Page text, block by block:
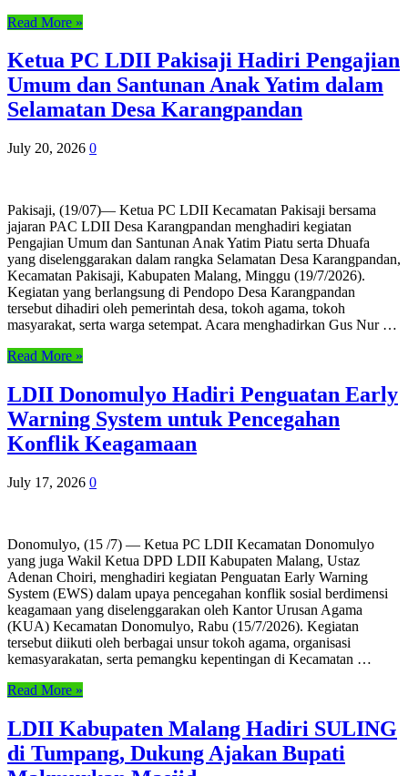
Read More »
Ketua PC LDII Pakisaji Hadiri Pengajian
Umum dan Santunan Anak Yatim dalam
Selamatan Desa Karangpandan
July 20, 2026 0
Pakisaji, (19/07)— Ketua PC LDII Kecamatan Pakisaji bersama
jajaran PAC LDII Desa Karangpandan menghadiri kegiatan
Pengajian Umum dan Santunan Anak Yatim Piatu serta Dhuafa
yang diselenggarakan dalam rangka Selamatan Desa Karangpandan,
Kecamatan Pakisaji, Kabupaten Malang, Minggu (19/7/2026).
Kegiatan yang berlangsung di Pendopo Desa Karangpandan
tersebut dihadiri oleh pemerintah desa, tokoh agama, tokoh
masyarakat, serta warga setempat. Acara menghadirkan Gus Nur …
Read More »
LDII Donomulyo Hadiri Penguatan Early
Warning System untuk Pencegahan
Konflik Keagamaan
July 17, 2026 0
Donomulyo, (15 /7) — Ketua PC LDII Kecamatan Donomulyo
yang juga Wakil Ketua DPD LDII Kabupaten Malang, Ustaz
Adenan Choiri, menghadiri kegiatan Penguatan Early Warning
System (EWS) dalam upaya pencegahan konflik sosial berdimensi
keagamaan yang diselenggarakan oleh Kantor Urusan Agama
(KUA) Kecamatan Donomulyo, Rabu (15/7/2026). Kegiatan
tersebut diikuti oleh berbagai unsur tokoh agama, organisasi
kemasyarakatan, serta pemangku kepentingan di Kecamatan …
Read More »
LDII Kabupaten Malang Hadiri SULING
di Tumpang, Dukung Ajakan Bupati